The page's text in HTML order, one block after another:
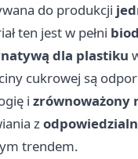
do produkcji
ten jest w pełni
dla plastiku
cukrowej są
i zrównoważony
z
trendem.